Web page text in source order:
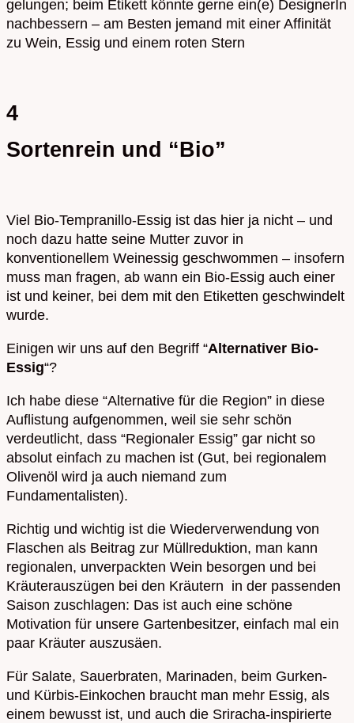
gelungen; beim Etikett könnte gerne ein(e) DesignerIn
nachbessern – am Besten jemand mit einer Affinität
zu Wein, Essig und einem roten Stern
4
Sortenrein und “Bio”
Viel Bio-Tempranillo-Essig ist das hier ja nicht – und
noch dazu hatte seine Mutter zuvor in
konventionellem Weinessig geschwommen – insofern
muss man fragen, ab wann ein Bio-Essig auch einer
ist und keiner, bei dem mit den Etiketten geschwindelt
wurde.
Einigen wir uns auf den Begriff “Alternativer Bio-
Essig“?
Ich habe diese “Alternative für die Region” in diese
Auflistung aufgenommen, weil sie sehr schön
verdeutlicht, dass “Regionaler Essig” gar nicht so
absolut einfach zu machen ist (Gut, bei regionalem
Olivenöl wird ja auch niemand zum
Fundamentalisten).
Richtig und wichtig ist die Wiederverwendung von
Flaschen als Beitrag zur Müllreduktion, man kann
regionalen, unverpackten Wein besorgen und bei
Kräuterauszügen bei den Kräutern in der passenden
Saison zuschlagen: Das ist auch eine schöne
Motivation für unsere Gartenbesitzer, einfach mal ein
paar Kräuter auszusäen.
Für Salate, Sauerbraten, Marinaden, beim Gurken-
und Kürbis-Einkochen braucht man mehr Essig, als
einem bewusst ist, und auch die Sriracha-inspirierte